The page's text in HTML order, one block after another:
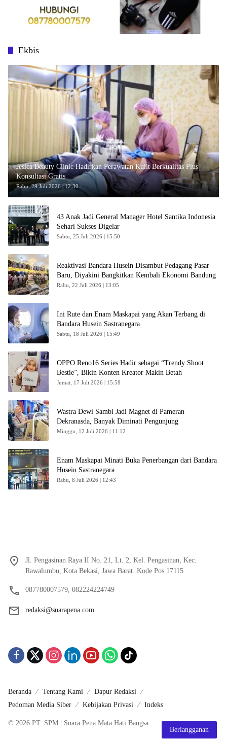
Ekbis
Jesica Beauty Clinic Hadirkan Perawatan Kulit Berkualitas Plus
Konsultasi Gratis
Rabu, 29 Juli 2026 | 12:30
43 Anak Jadi General Manager Hotel Santika Indonesia
Sehari Sukses Digelar
Sabtu, 25 Juli 2026 | 15:50
Reaktivasi Bandara Husein Disambut Pedagang Pasar
Baru, Diyakini Bangkitkan Kembali Ekonomi Bandung
Rabu, 22 Juli 2026 | 13:05
Ini Rute dan Enam Maskapai yang Akan Terbang di
Bandara Husein Sastranegara
Sabtu, 18 Juli 2026 | 15:49
OPPO Reno16 Series Hadir sebagai “Trendy Shoot
Bestie”, Bikin Konten Kreator Makin Betah
Jumat, 17 Juli 2026 | 15:58
Wastra Dewi Sambi Jadi Magnet di Pameran
Dekranasda, Banyak Diminati Pengunjung
Minggu, 12 Juli 2026 | 11:12
Enam Maskapai Minati Buka Penerbangan dari Bandara
Husein Sastranegara
Rabu, 8 Juli 2026 | 12:43
Jl. Pengasinan Raya II No. 21, Lt. 2, Kel. Pengasinan, Kec.
Rawalumbu, Kota Bekasi, Jawa Barat. Kode Pos 17115
087780007579, 082224224749
redaksi@suarapena.com
Beranda Tentang Kami
Dapur Redaksi
Pedoman Media Siber
Kebijakan Privasi Indeks
© 2026 PT. SPM | Suara Pena Mata Hati Bangsa
Berlangganan